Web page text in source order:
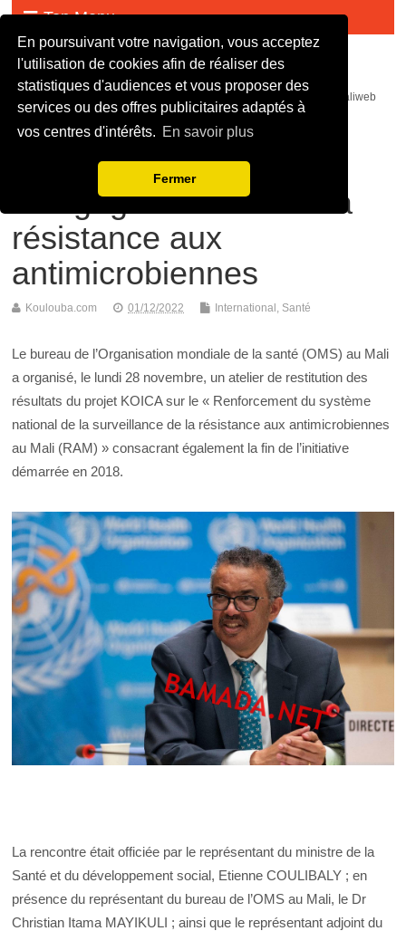
En poursuivant votre navigation, vous acceptez
l'utilisation de cookies afin de réaliser des
statistiques d'audiences et vous proposer des
services ou des offres publicitaires adaptés à
vos centres d'intérêts. En savoir plus
Fermer
Top Menu
Malijet
malijet mali jet com Actualité malienne en continue - mali web maliweb
mali actu news ortm direct live infos
Projet KOICA: 5 ans
d’engagement contre la
résistance aux
antimicrobiennes
Koulouba.com 01/12/2022 International , Santé
Le bureau de l’Organisation mondiale de la santé (OMS) au Mali
a organisé, le lundi 28 novembre, un atelier de restitution des
résultats du projet KOICA sur le « Renforcement du système
national de la surveillance de la résistance aux antimicrobiennes
au Mali (RAM) » consacrant également la fin de l’initiative
démarrée en 2018.
La rencontre était officiée par le représentant du ministre de la
Santé et du développement social, Etienne COULIBALY ; en
présence du représentant du bureau de l’OMS au Mali, le Dr
Christian Itama MAYIKULI ; ainsi que le représentant adjoint du